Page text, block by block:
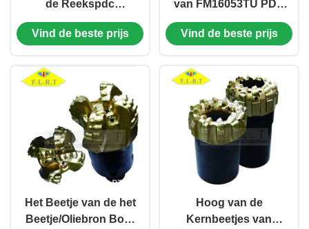
de Reekspdc
Diamant/Natuurlijk
van het het Beetje
de Diamantkern het
Profielontwerp
Vind de beste prijs
van FM16053TU PDC
16mm
Hoofdsnijdersgrootte
Vind de beste prijs
Het Beetje van de het
Beetje/Oliebron Boor
Hoog van de
Kernbeetjes van